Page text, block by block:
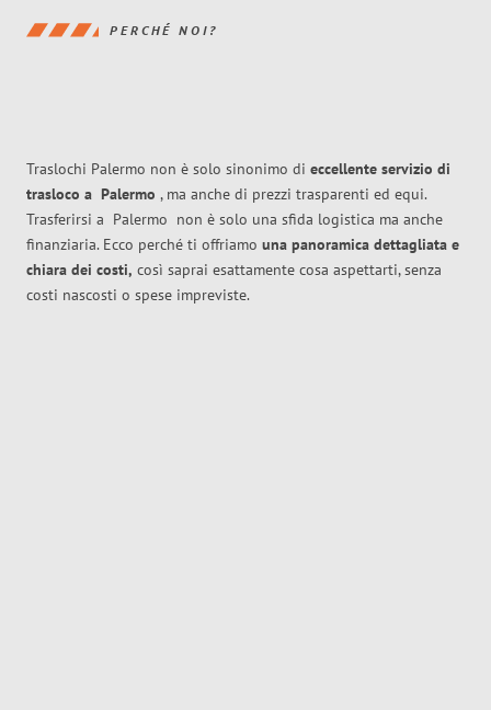
PERCHÉ NOI?
Traslochi Palermo non è solo sinonimo di eccellente servizio di
trasloco a Palermo , ma anche di prezzi trasparenti ed equi.
Trasferirsi a Palermo non è solo una sfida logistica ma anche
finanziaria. Ecco perché ti offriamo una panoramica dettagliata e
chiara dei costi, così saprai esattamente cosa aspettarti, senza
costi nascosti o spese impreviste.